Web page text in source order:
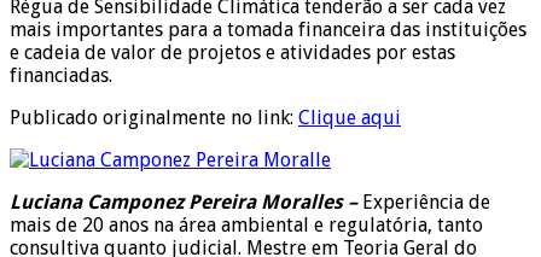
Régua de Sensibilidade Climática tenderão a ser cada vez
mais importantes para a tomada financeira das instituições
e cadeia de valor de projetos e atividades por estas
financiadas.
Publicado originalmente no link: Clique aqui
Luciana Camponez Pereira Moralles – Experiência de
mais de 20 anos na área ambiental e regulatória, tanto
consultiva quanto judicial. Mestre em Teoria Geral do